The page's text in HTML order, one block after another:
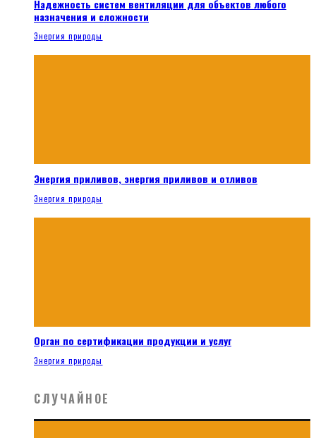
Надежность систем вентиляции для объектов любого
назначения и сложности
Энергия природы
Энергия приливов, энергия приливов и отливов
Энергия природы
Орган по сертификации продукции и услуг
Энергия природы
СЛУЧАЙНОЕ